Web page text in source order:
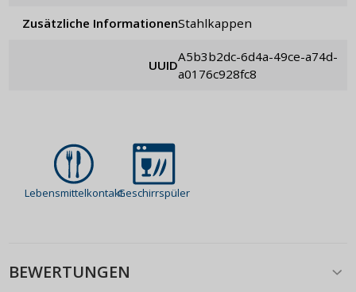
Zusätzliche Informationen Stahlkappen
UUID
a5b3b2dc-6d4a-49ce-a74d-
a0176c928fc8
LebensmittelkontaktGeschirrspüler
BEWERTUNGEN